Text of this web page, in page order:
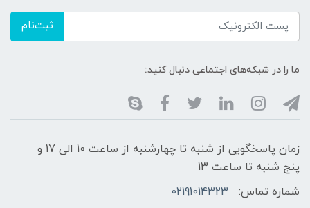
ثبت‌نام
ما را در شبکه‌های اجتماعی دنبال کنید:
زمان پاسخگویی از شنبه تا چهارشنبه از ساعت 10 الی 17 و
پنج شنبه تا ساعت 13
شماره تماس:
02191014323